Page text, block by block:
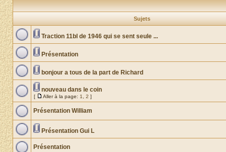
Sujets
Traction 11bl de 1946 qui se sent seule ...
Présentation
bonjour a tous de la part de Richard
nouveau dans le coin
[ Aller à la page: 1 2 ]
Présentation William
Présentation Gui L
Présentation